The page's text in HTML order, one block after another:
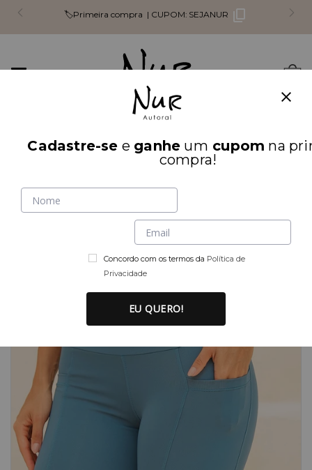
🏷️Primeira compra | CUPOM: SEJANUR
Mudar
INÍCIO FITNESS
Cadastre-se e ganhe um cupom na
compra!
Concordo com os termos da Política de
Privacidade
EU QUERO!